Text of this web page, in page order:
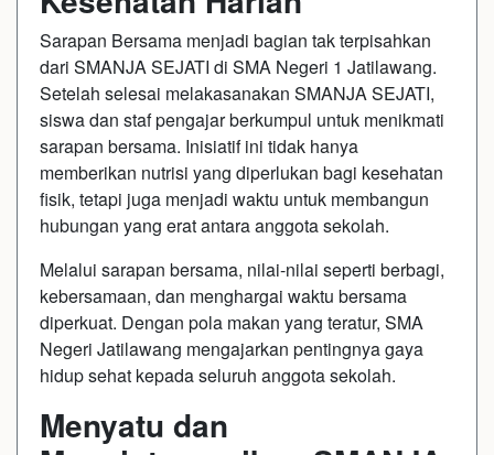
Sarapan Bersama menjadi bagian tak terpisahkan
dari SMANJA SEJATI di SMA Negeri 1 Jatilawang.
Setelah selesai melakasanakan SMANJA SEJATI,
siswa dan staf pengajar berkumpul untuk menikmati
sarapan bersama. Inisiatif ini tidak hanya
memberikan nutrisi yang diperlukan bagi kesehatan
fisik, tetapi juga menjadi waktu untuk membangun
hubungan yang erat antara anggota sekolah.
Melalui sarapan bersama, nilai-nilai seperti berbagi,
kebersamaan, dan menghargai waktu bersama
diperkuat. Dengan pola makan yang teratur, SMA
Negeri Jatilawang mengajarkan pentingnya gaya
hidup sehat kepada seluruh anggota sekolah.
Menyatu dan